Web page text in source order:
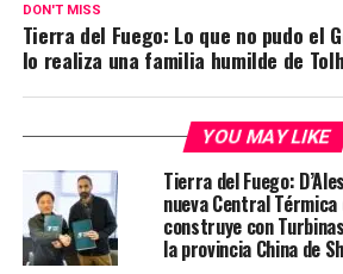
DON'T MISS
Tierra del Fuego: Lo que no pudo el
lo realiza una familia humilde de
YOU MAY LIKE
Tierra del Fuego:
nueva Central Térmica
construye con
la provincia China de